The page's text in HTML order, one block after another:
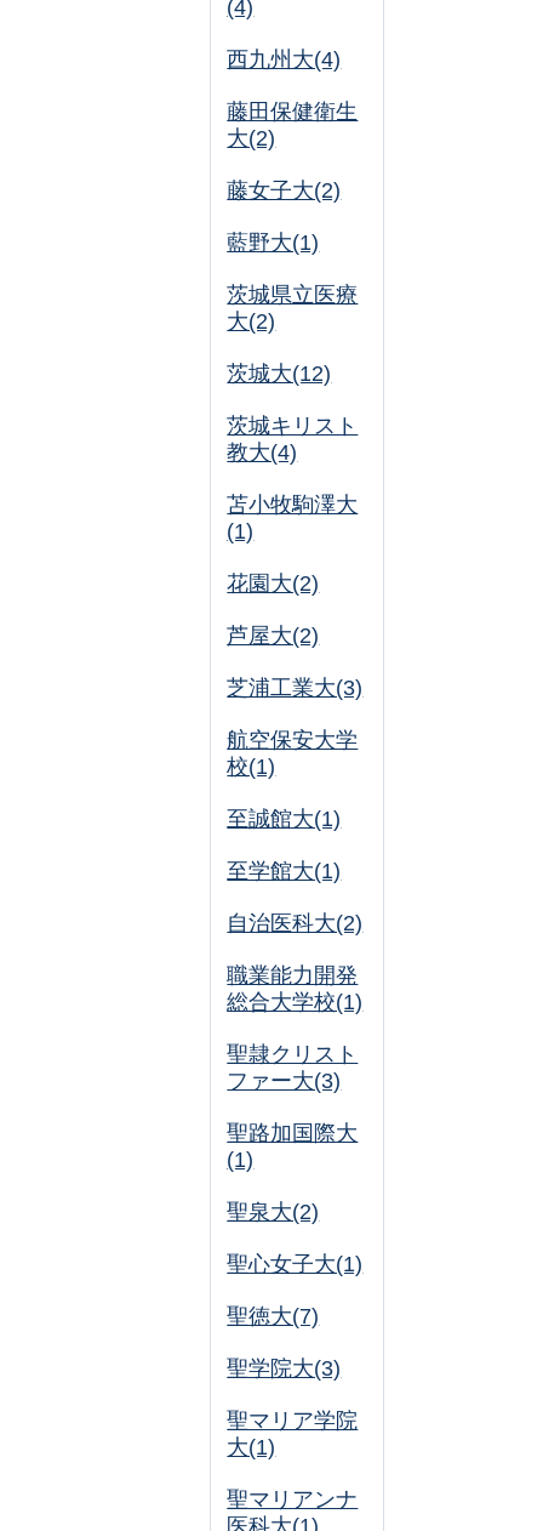
(4)
西九州大(4)
藤田保健衛生
大(2)
藤女子大(2)
藍野大(1)
茨城県立医療
大(2)
茨城大(12)
茨城キリスト
教大(4)
苫小牧駒澤大
(1)
花園大(2)
芦屋大(2)
芝浦工業大(3)
航空保安大学
校(1)
至誠館大(1)
至学館大(1)
自治医科大(2)
職業能力開発
総合大学校(1)
聖隷クリスト
ファー大(3)
聖路加国際大
(1)
聖泉大(2)
聖心女子大(1)
聖徳大(7)
聖学院大(3)
聖マリア学院
大(1)
聖マリアンナ
医科大(1)